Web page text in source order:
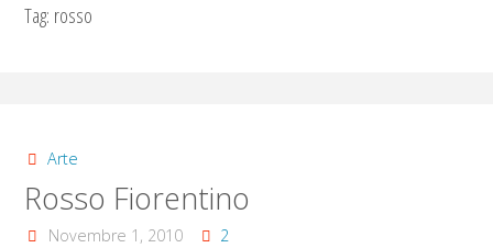
Tag: rosso
Arte
Rosso Fiorentino
Novembre 1, 2010 2